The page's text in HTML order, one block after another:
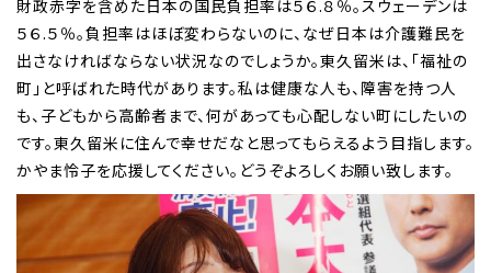
財政赤字を含めた日本の国民負担率は５６.８％。スウェーデンは
５６.５％。負担率はほぼ変わらないのに、なぜ日本は介護難民を
出さなければならない状況なのでしょうか。東久留米は、「福祉の
町」と呼ばれた時代があります。私は健康な人も、障害を持つ人
も、子どもから高齢者まで、何があっても心配しない町にしたいの
です。東久留米に住んで幸せだなと思ってもらえるよう目指します。
かやま怜子を応援してください。どうぞよろしくお願い致します。